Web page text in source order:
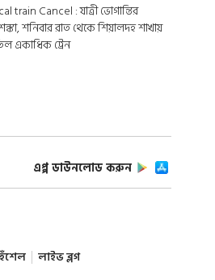
train Cancel : যাত্রী ভোগান্তির
শনিবার রাত থেকে শিয়ালদহ শাখায়
একাধিক ট্রেন
এপ্প ডাউনলোড করুন
লাইভ ব্লগ